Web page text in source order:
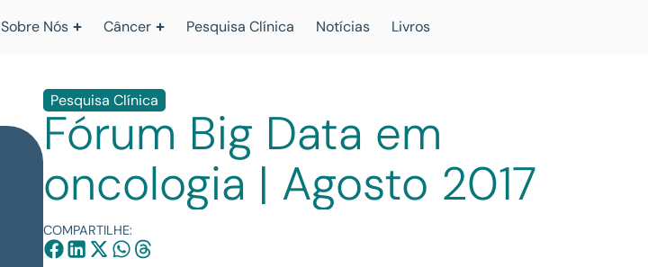
Sobre Nós Câncer Pesquisa Clínica Notícias Livros
Pesquisa Clínica
Fórum Big Data em
oncologia | Agosto 2017
COMPARTILHE: